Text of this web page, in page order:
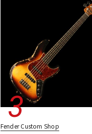
Fender Custom Shop